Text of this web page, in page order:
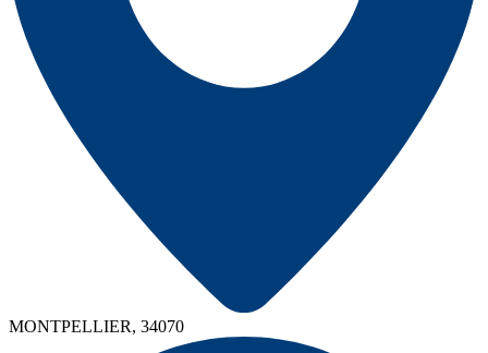
MONTPELLIER, 34070